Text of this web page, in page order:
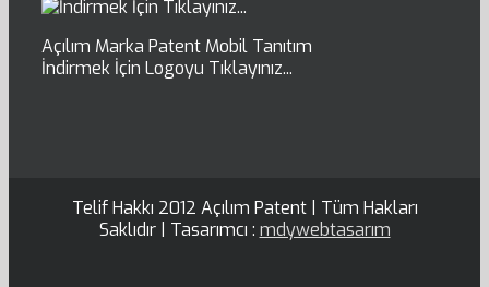
Açılım Marka Patent Mobil Tanıtım
İndirmek İçin Logoyu Tıklayınız...
Telif Hakkı 2012 Açılım Patent | Tüm Hakları
Saklıdır | Tasarımcı : mdywebtasarım